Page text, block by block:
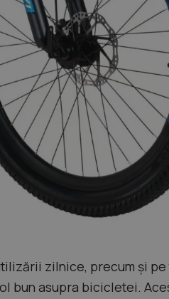
zilnice, precum și
bun asupra bicicletei.